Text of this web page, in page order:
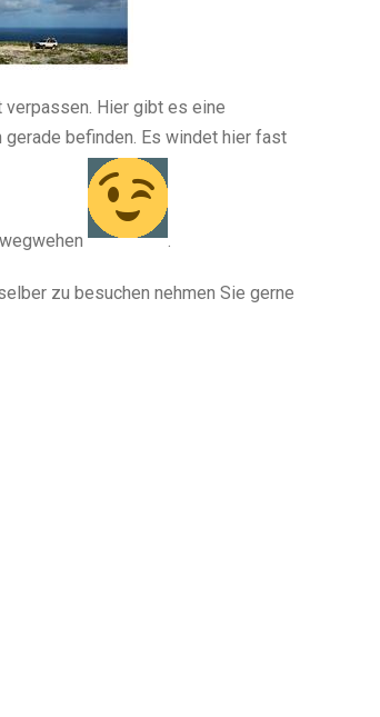
verpassen. Hier gibt es eine
gerade befinden. Es windet hier fast
zu besuchen nehmen Sie gerne